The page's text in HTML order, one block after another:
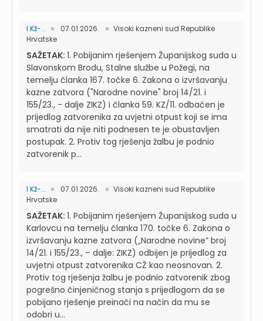
I Kž-... 07.01.2026.
Visoki kazneni sud Republike
Hrvatske
SAŽETAK: 1. Pobijanim rješenjem Županijskog suda u
Slavonskom Brodu, Stalne službe u Požegi, na
temelju članka 167. točke 6. Zakona o izvršavanju
kazne zatvora ("Narodne novine" broj 14/21. i
155/23., - dalje ZIKZ) i članka 59. KZ/11. odbačen je
prijedlog zatvorenika za uvjetni otpust koji se ima
smatrati da nije niti podnesen te je obustavljen
postupak. 2. Protiv tog rješenja žalbu je podnio
zatvorenik p...
I Kž-... 07.01.2026.
Visoki kazneni sud Republike
Hrvatske
SAŽETAK: 1. Pobijanim rješenjem Županijskog suda u
Karlovcu na temelju članka 170. točke 6. Zakona o
izvršavanju kazne zatvora („Narodne novine” broj
14/21. i 155/23., – dalje: ZIKZ) odbijen je prijedlog za
uvjetni otpust zatvorenika CŽ kao neosnovan. 2.
Protiv tog rješenja žalbu je podnio zatvorenik zbog
pogrešno činjeničnog stanja s prijedlogom da se
pobijano rješenje preinači na način da mu se
odobri u...